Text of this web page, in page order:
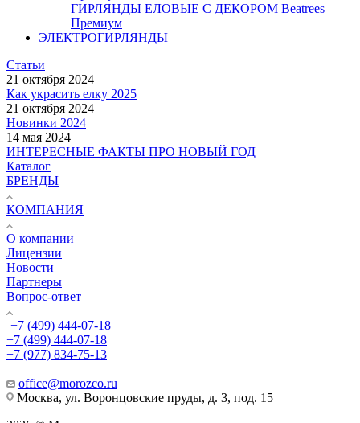
ГИРЛЯНДЫ ЕЛОВЫЕ С ДЕКОРОМ Beatrees
Премиум
ЭЛЕКТРОГИРЛЯНДЫ
Статьи
21 октября 2024
Как украсить елку 2025
21 октября 2024
Новинки 2024
14 мая 2024
ИНТЕРЕСНЫЕ ФАКТЫ ПРО НОВЫЙ ГОД
Каталог
БРЕНДЫ
КОМПАНИЯ
О компании
Лицензии
Новости
Партнеры
Вопрос-ответ
+7 (499) 444-07-18
+7 (499) 444-07-18
+7 (977) 834-75-13
office@morozco.ru
Москва, ул. Воронцовские пруды, д. 3, под. 15